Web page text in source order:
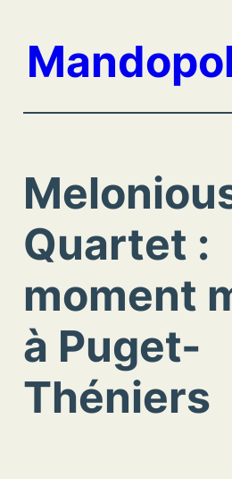
contenu
Quartet :
moment
à Puget-
Théniers